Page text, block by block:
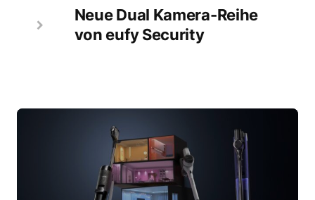
Neue Dual Kamera-Reihe
von eufy Security